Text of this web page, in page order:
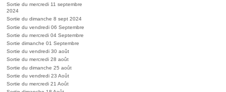
Sortie du mercredi 11 septembre
2024
Sortie du dimanche 8 sept 2024
Sortie du vendredi 06 Septembre
Sortie du mercredi 04 Septembre
Sortie dimanche 01 Septembre
Sortie du vendredi 30 août
Sortie du mercredi 28 août
Sortie du dimanche 25 août
Sortie du vendredi 23 Août
Sortie du mercredi 21 Août